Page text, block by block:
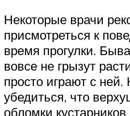
Некоторые врачи
присмотреться к
время прогулки.
вовсе не грызут
просто играют с
убедиться, что
обломки